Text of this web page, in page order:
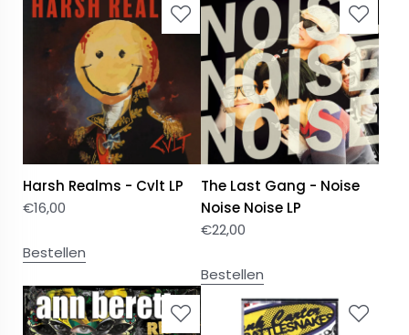
Harsh Realms - Cvlt LP
€16,00
Bestellen
The Last Gang - Noise
Noise Noise LP
€22,00
Bestellen